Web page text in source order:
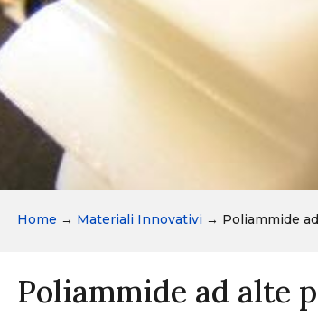
Home → Materiali Innovativi → Poliammide
Poliammide ad alte